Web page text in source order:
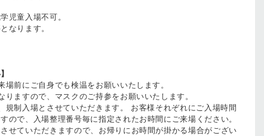
児童入場不可。
なります。
場前にご自身でも検温をお願いいたします。
りますので、マスクのご持参をお願いいたします。
規制入場とさせていただきます。 お客様それぞれにご入場時間
ので、入場整理番号毎に指定されたお時間にご来場ください。
せていただきますので、お帰りにお時間が掛かる場合がござい